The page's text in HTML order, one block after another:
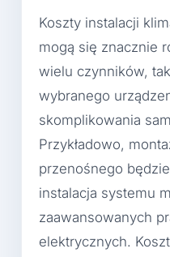
Koszty instalacji
mogą się znacznie
wielu czynników,
wybranego
skomplikowania
Przykładowo,
przenośnego
instalacja systemu
zaawansowanych
elektrycznych.